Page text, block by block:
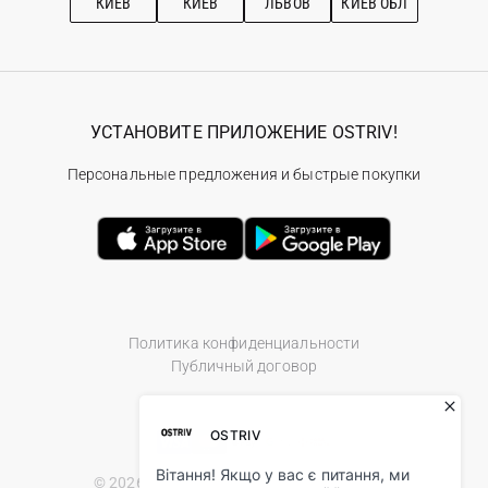
Политика конфиденциальности
Публичный договор
© 2026 Ostriv.ua Store. All Rights Reserved.
УСТАНОВИТЕ ПРИЛОЖЕНИЕ OSTRIV!
Персональные предложения и быстрые покупки